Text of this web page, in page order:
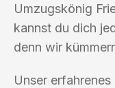
Umzugskönig
kannst du dich
denn wir
Unser